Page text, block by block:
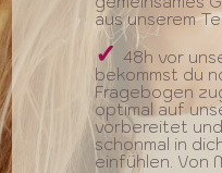
aus unserem
✓48h vor
bekommst du
Fragebogen
optimal auf
vorbereitet
schonmal in
einfühlen. Von